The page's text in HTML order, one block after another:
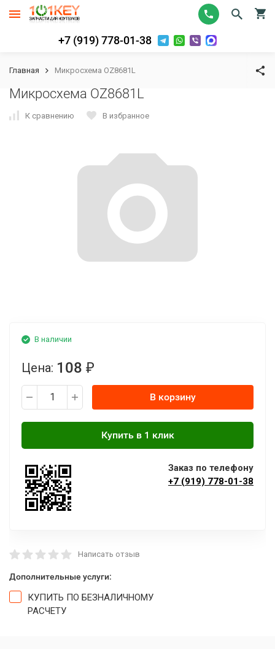
+7 (919) 778-01-38
Главная Микросхема OZ8681L
Микросхема OZ8681L
К сравнению В избранное
В наличии
Цена: 108 ₽
В корзину
Заказ по телефону
+7 (919) 778-01-38
Написать отзыв
Дополнительные услуги:
КУПИТЬ ПО БЕЗНАЛИЧНОМУ
РАСЧЕТУ